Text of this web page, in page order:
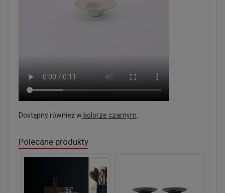
Dostępny również w kolorze czarnym
Polecane produkty